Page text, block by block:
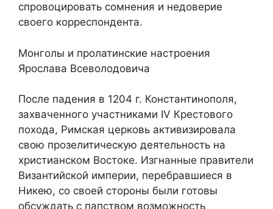
спровоцировать сомнения и недоверие
своего корреспондента.
Монголы и пролатинские настроения
Ярослава Всеволодовича
После падения в 1204 г. Константинополя,
захваченного участниками IV Крестового
похода, Римская церковь активизировала
свою прозелитическую деятельность на
христианском Востоке. Изгнанные правители
Византийской империи, перебравшиеся в
Никею, со своей стороны были готовы
обсуждать с папством возможность